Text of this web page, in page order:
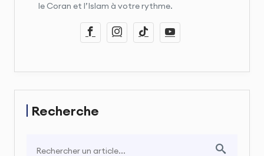
le Coran et l’Islam à votre rythme.
Recherche